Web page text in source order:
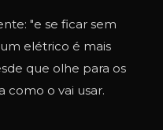
"e se ficar sem
elétrico é mais
que olhe para os
como o vai usar.